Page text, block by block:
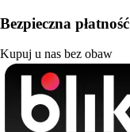
Bezpieczna płatność
Kupuj u nas bez obaw